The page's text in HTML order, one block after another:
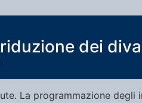
dei
La programmazione degli